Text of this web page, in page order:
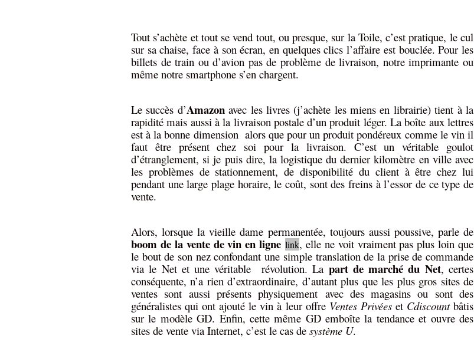
Tout s’achète et tout se vend tout, ou presque, sur la Toile, c’est pratique, le cul
sur sa chaise, face à son écran, en quelques clics l’affaire est bouclée. Pour les
billets de train ou d’avion pas de problème de livraison, notre imprimante ou
même notre smartphone s’en chargent.
Le succès d’Amazonavec les livres (j’achète les miens en librairie) tient à la
rapidité mais aussi à la livraison postale d’un produit léger. La boîte aux lettres
est à la bonne dimension alors que pour un produit pondéreux comme le vin il
faut être présent chez soi pour la livraison. C’est un véritable goulot
d’étranglement, si je puis dire, la logistique du dernier kilomètre en ville avec
les problèmes de stationnement, de disponibilité du client à être chez lui
pendant une large plage horaire, le coût, sont des freins à l’essor de ce type de
vente.
Alors, lorsque la vieille dame permanentée, toujours aussi poussive, parle de
boom de la vente de vin en ligne link, elle ne voit vraiment pas plus loin que
le bout de son nez confondant une simple translation de la prise de commande
via le Net et une véritable révolution. La part de marché du Net, certes
conséquente, n’a rien d’extraordinaire, d’autant plus que les plus gros sites de
ventes sont aussi présents physiquement avec des magasins ou sont des
généralistes qui ont ajouté le vin à leur offre Ventes Privéeset Cdiscountbâtis
sur le modèle GD. Enfin, cette même GD emboîte la tendance et ouvre des
sites de vente via Internet, c’est le cas de système U.